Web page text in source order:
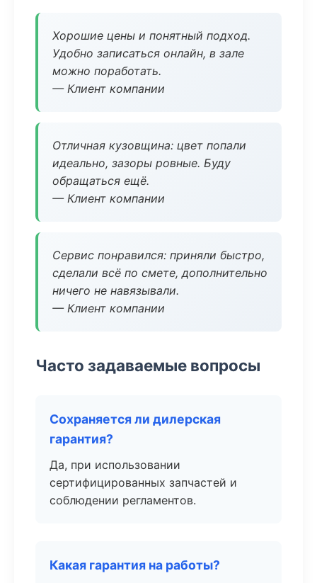
Хорошие цены и понятный подход.
Удобно записаться онлайн, в зале
можно поработать.
— Клиент компании
Отличная кузовщина: цвет попали
идеально, зазоры ровные. Буду
обращаться ещё.
— Клиент компании
Сервис понравился: приняли быстро,
сделали всё по смете, дополнительно
ничего не навязывали.
— Клиент компании
Часто задаваемые вопросы
Сохраняется ли дилерская
гарантия?
Да, при использовании
сертифицированных запчастей и
соблюдении регламентов.
Какая гарантия на работы?